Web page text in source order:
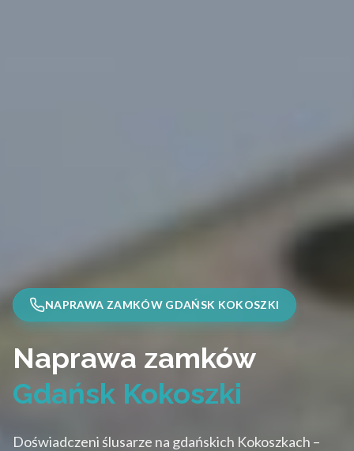
NAPRAWA ZAMKÓW GDAŃSK KOKOSZKI
Naprawa zamków
Gdańsk Kokoszki
Doświadczeni ślusarze na gdańskich Kokoszkach –